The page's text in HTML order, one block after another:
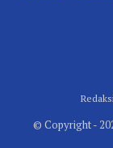
© Copyright -